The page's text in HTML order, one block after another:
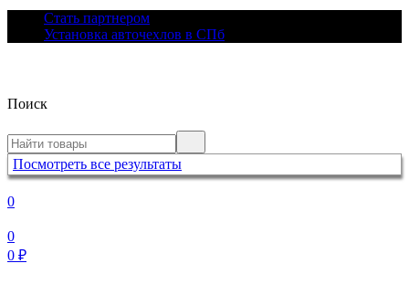
Стать партнером
Установка авточехлов в СПб
Поиск
Посмотреть все результаты
0
0
0 ₽